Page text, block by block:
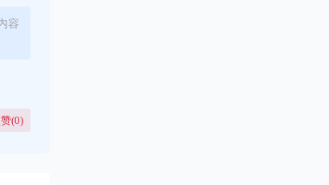
容
(0)